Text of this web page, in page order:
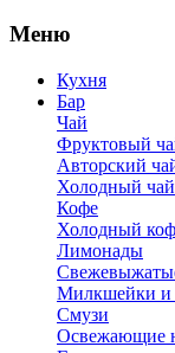
Меню
Кухня
Бар
Чай
Фруктовый
Авторский
Холодный чай
Кофе
Холодный
Лимонады
Милкшейки и
Смузи
Освежающие